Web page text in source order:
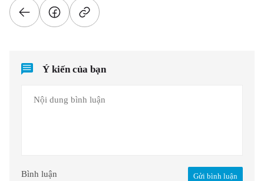
Ý kiến của bạn
Gửi bình luận
Bình luận